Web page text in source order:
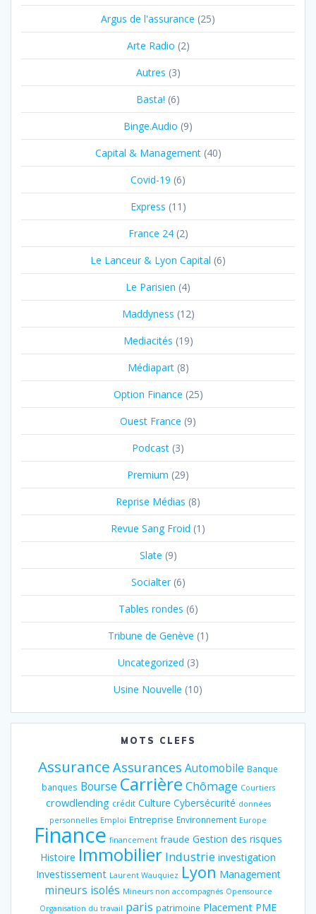
Argus de l'assurance (25)
Arte Radio (2)
Autres (3)
Basta! (6)
Binge.Audio (9)
Capital & Management(40)
Covid-19 (6)
Express (11)
France 24(2)
Le Lanceur & Lyon Capital (6)
Le Parisien (4)
Maddyness (12)
Mediacités (19)
Médiapart(8)
Option Finance (25)
Ouest France (9)
Podcast (3)
Premium (29)
Reprise Médias (8)
Revue Sang Froid (1)
Slate (9)
Socialter(6)
Tables rondes (6)
Tribune de Genève (1)
Uncategorized (3)
Usine Nouvelle (10)
MOTS CLEFS
Assurance Assurances Automobile Banque
banques Bourse Carrière Chômage Courtiers
crowdlending crédit Culture Cybersécurité données
personnelles Emploi Entreprise Environnement Europe
Finance financement fraude Gestion des risques
Histoire Immobilier Industrie investigation
Investissement Laurent Wauquiez Lyon Management
mineurs isolés Mineurs non accompagnés Opensource
Organisation du travail paris patrimoine Placement PME